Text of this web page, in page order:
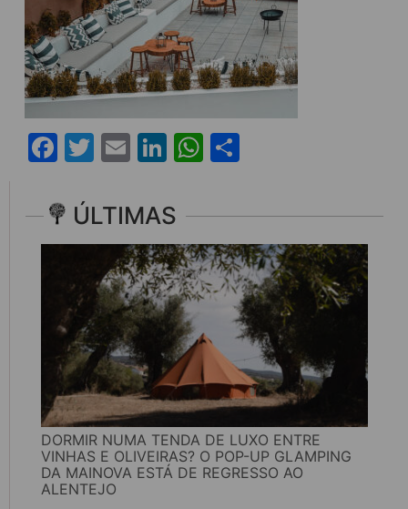
Facebook
Twitter
EmailLinkedIn
WhatsApp
ÚLTIMAS
DORMIR NUMA TENDA DE LUXO ENTRE
VINHAS E OLIVEIRAS? O POP-UP GLAMPING
DA MAINOVA ESTÁ DE REGRESSO AO
ALENTEJO